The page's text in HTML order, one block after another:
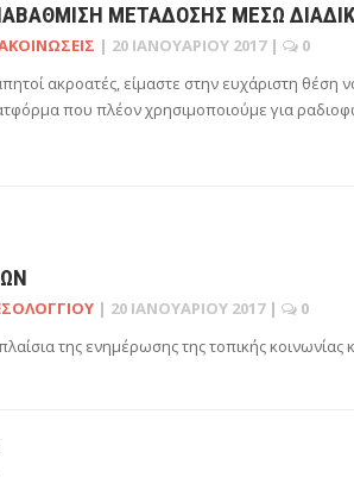
ΜΕΤΆΔΟΣΗΣ ΜΈΣΩ
| 20 ΙΑΝΟΥΑΡΊΟΥ 2017 |
0
ακροατές, είμαστε στην ευχάριστη θέση
που πλέον χρησιμοποιούμε για
| 20 ΙΑΝΟΥΑΡΊΟΥ 2017 |
0
της ενημέρωσης της τοπικής κοινωνίας